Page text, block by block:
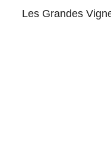
Les Grandes